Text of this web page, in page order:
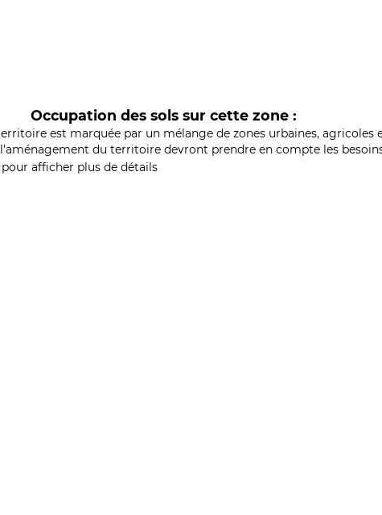
Occupation des sols sur cette zone :
est marquée par un mélange de zones urbaines, agricoles
du territoire devront prendre en compte les
afficher plus de détails